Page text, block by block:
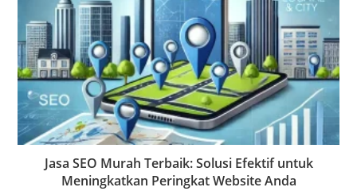
Jasa SEO Murah Terbaik: Solusi Efektif untuk
Meningkatkan Peringkat Website Anda